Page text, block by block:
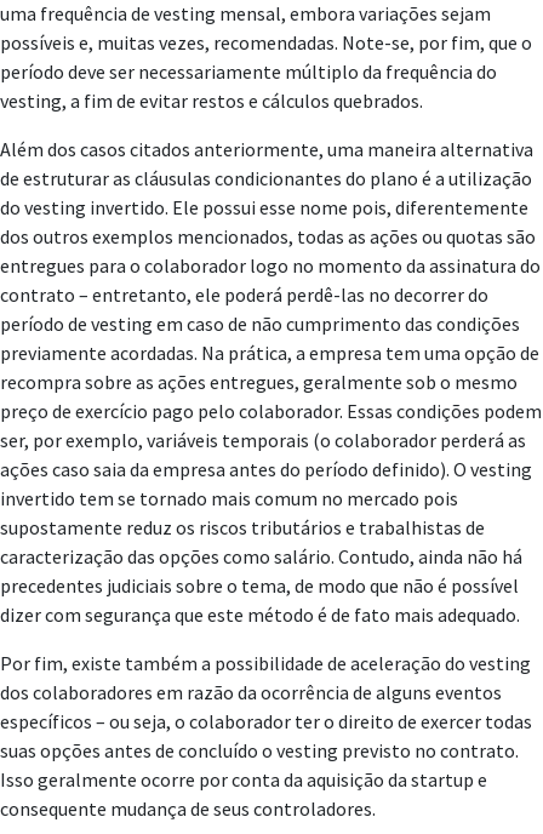
uma frequência de vesting mensal, embora variações sejam
possíveis e, muitas vezes, recomendadas. Note-se, por fim, que o
período deve ser necessariamente múltiplo da frequência do
vesting, a fim de evitar restos e cálculos quebrados.
Além dos casos citados anteriormente, uma maneira alternativa
de estruturar as cláusulas condicionantes do plano é a utilização
do vesting invertido. Ele possui esse nome pois, diferentemente
dos outros exemplos mencionados, todas as ações ou quotas são
entregues para o colaborador logo no momento da assinatura do
contrato – entretanto, ele poderá perdê-las no decorrer do
período de vesting em caso de não cumprimento das condições
previamente acordadas. Na prática, a empresa tem uma opção de
recompra sobre as ações entregues, geralmente sob o mesmo
preço de exercício pago pelo colaborador. Essas condições podem
ser, por exemplo, variáveis temporais (o colaborador perderá as
ações caso saia da empresa antes do período definido). O vesting
invertido tem se tornado mais comum no mercado pois
supostamente reduz os riscos tributários e trabalhistas de
caracterização das opções como salário. Contudo, ainda não há
precedentes judiciais sobre o tema, de modo que não é possível
dizer com segurança que este método é de fato mais adequado.
Por fim, existe também a possibilidade de aceleração do vesting
dos colaboradores em razão da ocorrência de alguns eventos
específicos – ou seja, o colaborador ter o direito de exercer todas
suas opções antes de concluído o vesting previsto no contrato.
Isso geralmente ocorre por conta da aquisição da startup e
consequente mudança de seus controladores.